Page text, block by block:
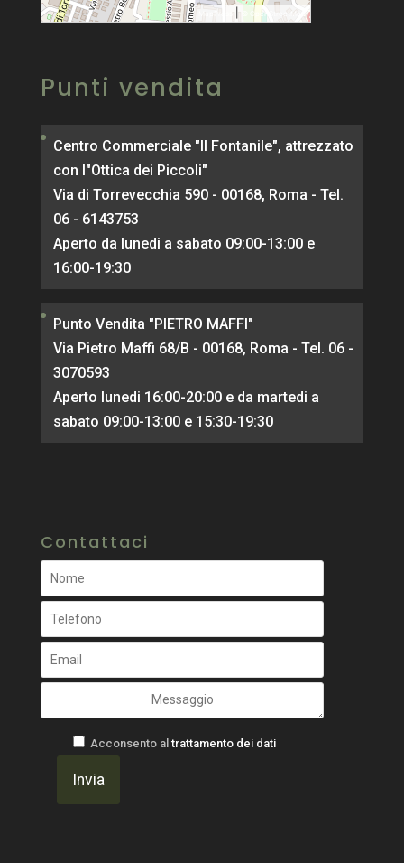
© OpenStreetMap
Punti vendita
Centro Commerciale "Il Fontanile", attrezzato
con l"Ottica dei Piccoli"
Via di Torrevecchia 590 - 00168, Roma - Tel.
06 - 6143753
Aperto da lunedi a sabato 09:00-13:00 e
16:00-19:30
Punto Vendita "PIETRO MAFFI"
Via Pietro Maffi 68/B - 00168, Roma - Tel. 06 -
3070593
Aperto lunedi 16:00-20:00 e da martedi a
sabato 09:00-13:00 e 15:30-19:30
Contattaci
Acconsento al trattamento dei dati